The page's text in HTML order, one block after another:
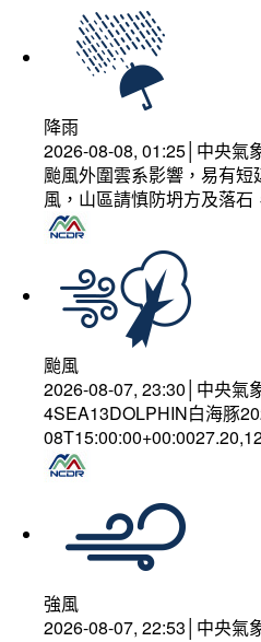
降雨
2026-08-08, 01:25│中央氣
颱風外圍雲系影響，易有
風，山區請慎防坍方及落石
颱風
2026-08-07, 23:30│中央氣
4SEA13DOLPHIN白海豚
強風
2026-08-07, 22:53│中央氣